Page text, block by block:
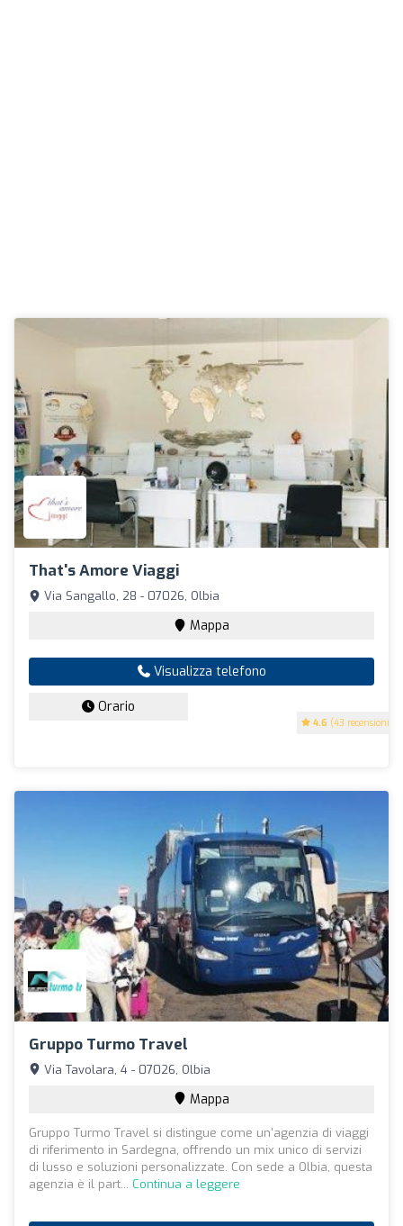
That's Amore Viaggi
4.6 (43 recensioni)
Via Sangallo, 28 - 07026, Olbia
Mappa
Visualizza telefono
Orario
Gruppo Turmo Travel
Via Tavolara, 4 - 07026, Olbia
Mappa
Gruppo Turmo Travel si distingue come un'agenzia di viaggi
di riferimento in Sardegna, offrendo un mix unico di servizi
di lusso e soluzioni personalizzate. Con sede a Olbia, questa
agenzia è il part... Continua a leggere